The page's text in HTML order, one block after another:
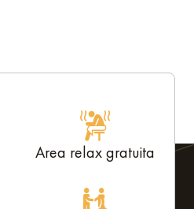
Area relax gratuita